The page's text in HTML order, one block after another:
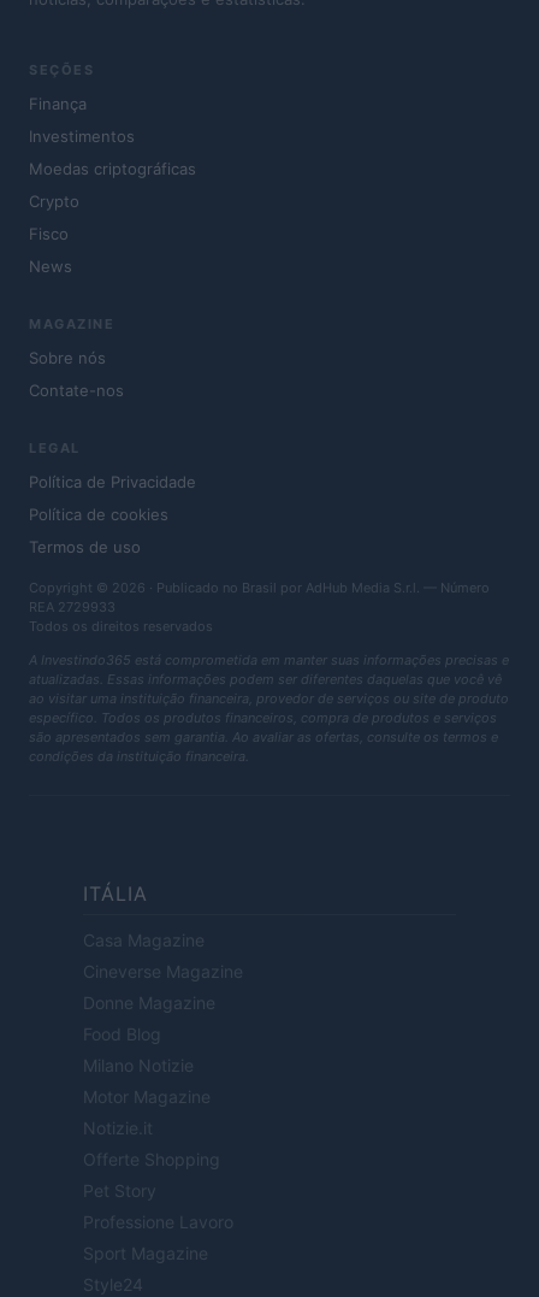
SEÇÕES
Finança
Investimentos
Moedas criptográficas
Crypto
Fisco
News
MAGAZINE
Sobre nós
Contate-nos
LEGAL
Política de Privacidade
Política de cookies
Termos de uso
Copyright © 2026 · Publicado no Brasil por AdHub Media S.r.l. — Número
REA 2729933
Todos os direitos reservados
A Investindo365 está comprometida em manter suas informações precisas e
atualizadas. Essas informações podem ser diferentes daquelas que você vê
ao visitar uma instituição financeira, provedor de serviços ou site de produto
específico. Todos os produtos financeiros, compra de produtos e serviços
são apresentados sem garantia. Ao avaliar as ofertas, consulte os termos e
condições da instituição financeira.
ITÁLIA
Casa Magazine
Cineverse Magazine
Donne Magazine
Food Blog
Milano Notizie
Motor Magazine
Notizie.it
Offerte Shopping
Pet Story
Professione Lavoro
Sport Magazine
Style24